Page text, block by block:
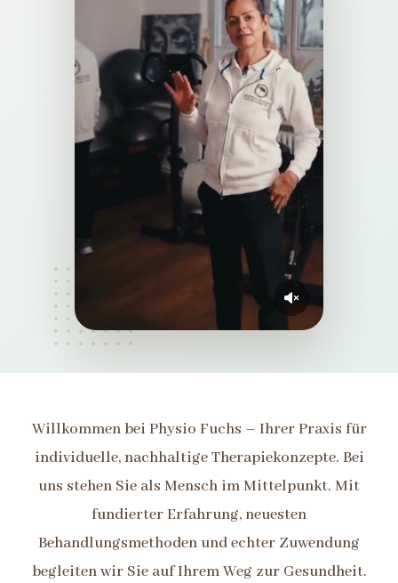
Willkommen bei Physio Fuchs – Ihrer Praxis für
individuelle, nachhaltige Therapiekonzepte. Bei
uns stehen Sie als Mensch im Mittelpunkt. Mit
fundierter Erfahrung, neuesten
Behandlungsmethoden und echter Zuwendung
begleiten wir Sie auf Ihrem Weg zur Gesundheit.